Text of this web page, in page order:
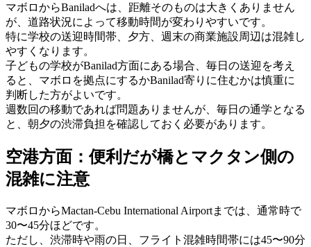
マボロからBaniladへは、距離そのものは大きくありません
が、道路状況によって移動時間が変わりやすいです。
特に学校の送迎時間帯、夕方、週末の商業施設周辺は混雑し
やすくなります。
子どもの学校がBanilad方面にある場合、毎日の送迎を考え
ると、マボロを拠点にするかBanilad寄りに住むかは慎重に
判断した方がよいです。
週数回の移動であれば問題ありませんが、毎日の通学となる
と、朝夕の渋滞負担を確認しておく必要があります。
空港方面：便利だが橋とマクタン側の
混雑に注意
マボロからMactan-Cebu International Airportまでは、通常時で
30〜45分ほどです。
ただし、渋滞時や雨の日、フライト混雑時間帯には45〜90分